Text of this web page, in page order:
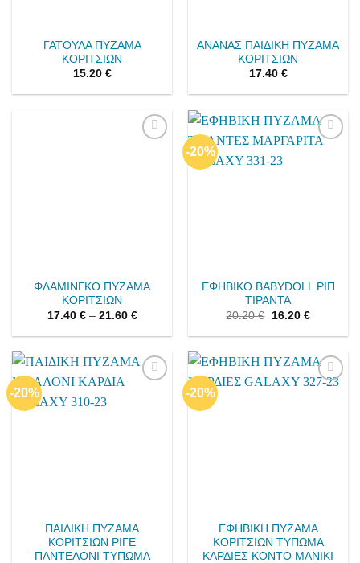
ΓΑΤΟΥΛΑ ΠΥΖΑΜΑ
ΚΟΡΙΤΣΙΩΝ
15.20 €
ΑΝΑΝΑΣ ΠΑΙΔΙΚΗ ΠΥΖΑΜΑ
ΚΟΡΙΤΣΙΩΝ
17.40 €
ΦΛΑΜΙΝΓΚΟ ΠΥΖΑΜΑ
ΚΟΡΙΤΣΙΩΝ
17.40 €– 21.60 €
-20%
ΕΦΗΒΙΚΟ BABYDOLL ΡΙΠ
ΤΙΡΑΝΤΑ
20.20€ 16.20 €
-20%
ΠΑΙΔΙΚΗ ΠΥΖΑΜΑ
ΚΟΡΙΤΣΙΩΝ ΡΙΓΕ
ΠΑΝΤΕΛΟΝΙ ΤΥΠΩΜΑ
-20%
ΕΦΗΒΙΚΗ ΠΥΖΑΜΑ
ΚΟΡΙΤΣΙΩΝ ΤΥΠΩΜΑ
ΚΑΡΔΙΕΣ ΚΟΝΤΟ ΜΑΝΙΚΙ